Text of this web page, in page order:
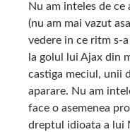
Nu am inteles de
(nu am mai vazut
vedere in ce ritm s-
la golul lui Ajax din
castiga meciul, unii
aparare. Nu am
face o asemenea
dreptul idioata a lui